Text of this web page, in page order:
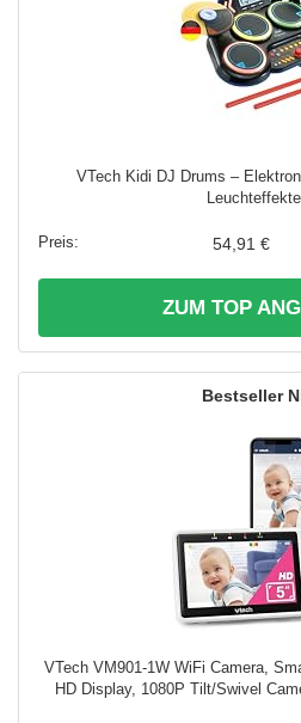
VTech Kidi DJ Drums –
54,91 €
ZUM TOP
VTech VM901-1W WiFi Camera,
HD Display, 1080P Tilt/Swivel